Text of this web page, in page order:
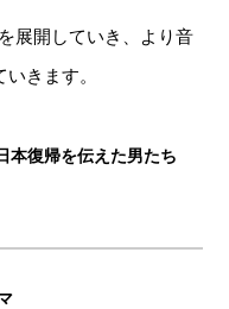
展開していき、より音
きます。
本復帰を伝えた男たち